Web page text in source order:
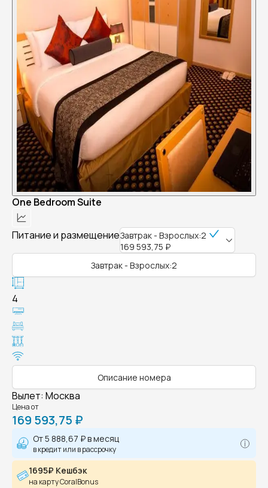
One Bedroom Suite
Питание и размещениеЗавтрак - Взрослых:2
169 593,75 ₽
Завтрак - Взрослых:2
4
Описание номера
Вылет: Москва
Цена от
169 593,75 ₽
От5 888,67 ₽в месяц
в кредит или в рассрочку
1695₽ Кешбэк
на карту CoralBonus